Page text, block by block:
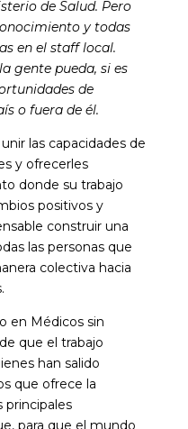
de Salud. Pero
y todas
en el staff local.
gente pueda, si es
de
o fuera de él.
unir las capacidades de
y ofrecerles
donde su trabajo
positivos y
construir una
las personas que
colectiva hacia
en Médicos sin
que el trabajo
han salido
que ofrece la
principales
para que el mundo